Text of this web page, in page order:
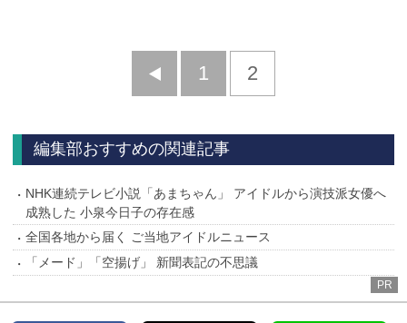
前
1 2
編集部おすすめの関連記事
NHK連続テレビ小説「あまちゃん」 アイドルから演技派女優へ
成熟した 小泉今日子の存在感
全国各地から届く ご当地アイドルニュース
「メード」「空揚げ」 新聞表記の不思議
PR